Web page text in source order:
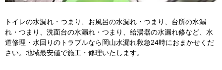
トイレの水漏れ・つまり、お風呂の水漏れ・つまり、台所の水漏
れ・つまり、洗面台の水漏れ・つまり、給湯器の水漏れ修など、水
道修理・水回りのトラブルなら岡山水漏れ救急24時におまかせくだ
さい。地域最安値で施工・修理いたします。